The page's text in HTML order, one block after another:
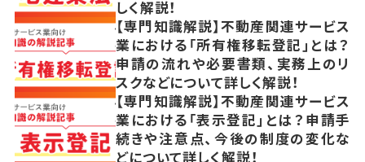
しく解説！
【専門知識解説】不動産関連サービス
業における「所有権移転登記」とは？
申請の流れや必要書類、実務上のリ
スクなどについて詳しく解説！
【専門知識解説】不動産関連サービス
業における「表示登記」とは？申請手
続きや注意点、今後の制度の変化な
どについて詳しく解説！